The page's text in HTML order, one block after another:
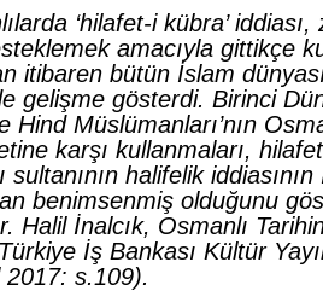
‘hilafet-i kübra’
amacıyla gittikçe
itibaren bütün İslam
gelişme gösterdi. Birinci
Hind Müslümanları’nın
karşı kullanmaları,
sultanının halifelik
benimsenmiş olduğunu
Halil İnalcık, Osmanlı
İş Bankası Kültür
2017: s.109).